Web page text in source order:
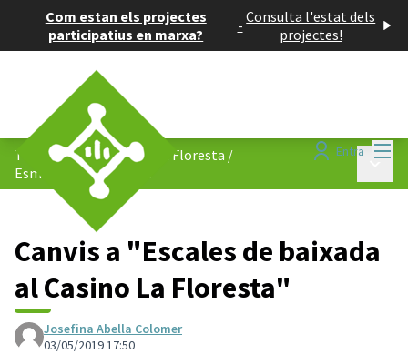
Com estan els projectes
participatius en marxa?
- Consulta l'estat dels
projectes!
Entra
Tornem a caminar per La Floresta /
Esmenes i comentaris
Canvis a "Escales de baixada
al Casino La Floresta"
Josefina Abella Colomer
03/05/2019 17:50